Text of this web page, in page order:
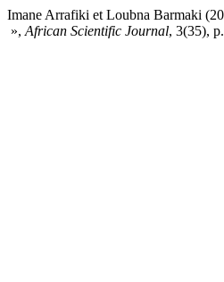
Imane Arrafiki et Loubna Barmaki
», African Scientific Journal, 3(35),